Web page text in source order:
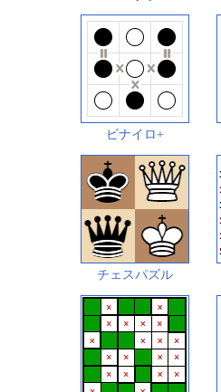
ビナイロ+
チェスパズル